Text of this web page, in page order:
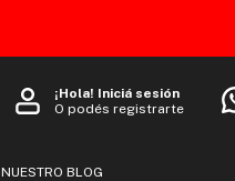
¡Hola! Iniciá sesión
O podés registrarte
NUESTRO BLOG